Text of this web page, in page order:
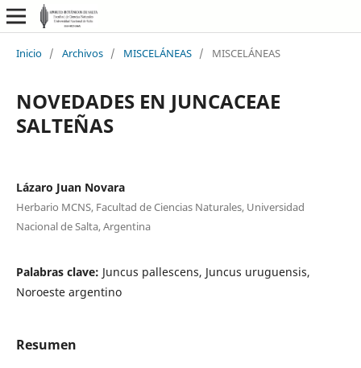
Inicio / Archivos / MISCELÁNEAS / MISCELÁNEAS
NOVEDADES EN JUNCACEAE
SALTEÑAS
Lázaro Juan Novara
Herbario MCNS, Facultad de Ciencias Naturales, Universidad
Nacional de Salta, Argentina
Palabras clave: Juncus pallescens, Juncus uruguensis,
Noroeste argentino
Resumen